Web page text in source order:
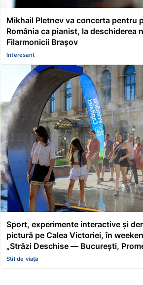
Mikhail Pletnev va concerta pentru
România ca pianist, la deschiderea
Filarmonicii Brașov
Interesant
Sport, experimente interactive și
pictură pe Calea Victoriei, în
„Străzi Deschise — București,
Stil de viață